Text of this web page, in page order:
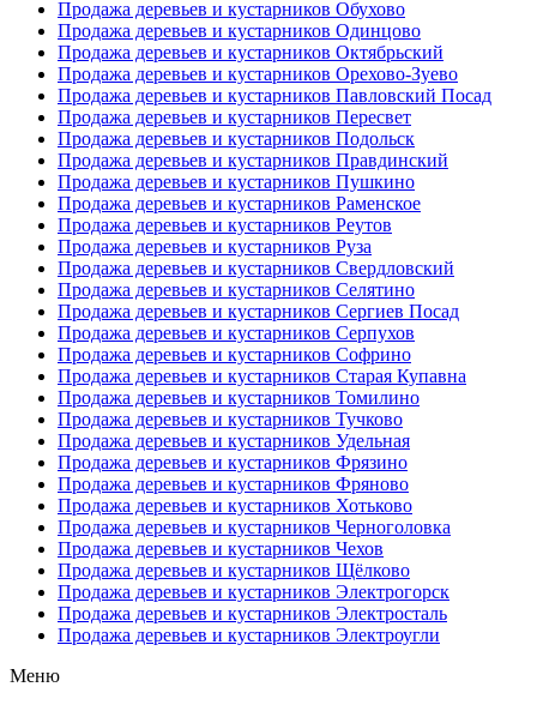
Продажа деревьев и кустарников Обухово
Продажа деревьев и кустарников Одинцово
Продажа деревьев и кустарников Октябрьский
Продажа деревьев и кустарников Орехово-Зуево
Продажа деревьев и кустарников Павловский Посад
Продажа деревьев и кустарников Пересвет
Продажа деревьев и кустарников Подольск
Продажа деревьев и кустарников Правдинский
Продажа деревьев и кустарников Пушкино
Продажа деревьев и кустарников Раменское
Продажа деревьев и кустарников Реутов
Продажа деревьев и кустарников Руза
Продажа деревьев и кустарников Свердловский
Продажа деревьев и кустарников Селятино
Продажа деревьев и кустарников Сергиев Посад
Продажа деревьев и кустарников Серпухов
Продажа деревьев и кустарников Софрино
Продажа деревьев и кустарников Старая Купавна
Продажа деревьев и кустарников Томилино
Продажа деревьев и кустарников Тучково
Продажа деревьев и кустарников Удельная
Продажа деревьев и кустарников Фрязино
Продажа деревьев и кустарников Фряново
Продажа деревьев и кустарников Хотьково
Продажа деревьев и кустарников Черноголовка
Продажа деревьев и кустарников Чехов
Продажа деревьев и кустарников Щёлково
Продажа деревьев и кустарников Электрогорск
Продажа деревьев и кустарников Электросталь
Продажа деревьев и кустарников Электроугли
Меню